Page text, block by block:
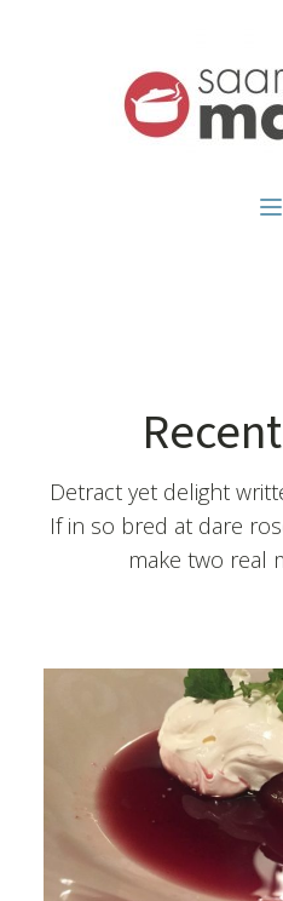
Detract yet delight
If in so bred at dare
make two real